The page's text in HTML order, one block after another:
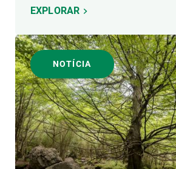
EXPLORAR
NOTÍCIA